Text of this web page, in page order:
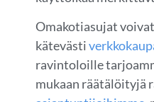
Omakotiasujat
kätevästi
ravintoloille
mukaan räätälöityjä